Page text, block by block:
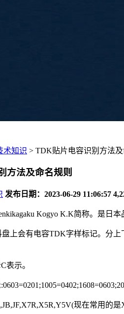
术知识 > TDK贴片电容识别方法及
方法及命名规则
发布日期：2023-06-29 11:06:57
Kogyo K.K简称。是日
上会有电容TDK字样标记。分
表示。
现在常用的是